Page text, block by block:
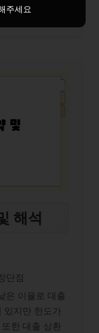
해석
단점
은 이율로 대출
있지만 한도가
한 대출 상환
주세요